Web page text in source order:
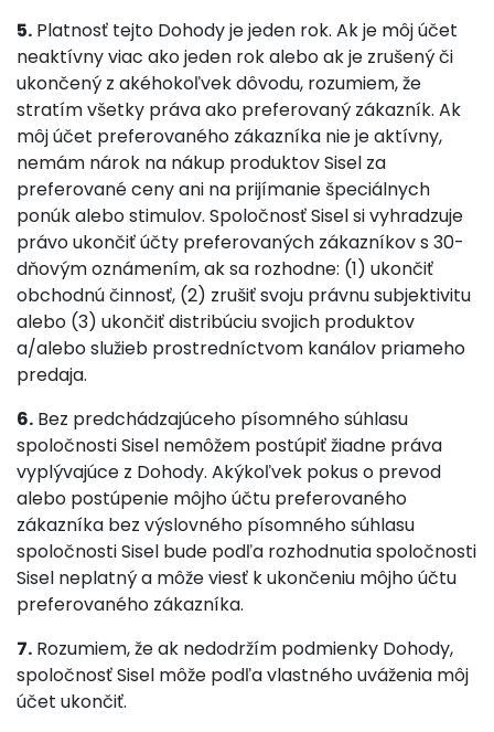
5. Platnosť tejto Dohody je jeden rok. Ak je môj účet
neaktívny viac ako jeden rok alebo ak je zrušený či
ukončený z akéhokoľvek dôvodu, rozumiem, že
stratím všetky práva ako preferovaný zákazník. Ak
môj účet preferovaného zákazníka nie je aktívny,
nemám nárok na nákup produktov Sisel za
preferované ceny ani na prijímanie špeciálnych
ponúk alebo stimulov. Spoločnosť Sisel si vyhradzuje
právo ukončiť účty preferovaných zákazníkov s 30-
dňovým oznámením, ak sa rozhodne: (1) ukončiť
obchodnú činnosť, (2) zrušiť svoju právnu subjektivitu
alebo (3) ukončiť distribúciu svojich produktov
a/alebo služieb prostredníctvom kanálov priameho
predaja.
6. Bez predchádzajúceho písomného súhlasu
spoločnosti Sisel nemôžem postúpiť žiadne práva
vyplývajúce z Dohody. Akýkoľvek pokus o prevod
alebo postúpenie môjho účtu preferovaného
zákazníka bez výslovného písomného súhlasu
spoločnosti Sisel bude podľa rozhodnutia spoločnosti
Sisel neplatný a môže viesť k ukončeniu môjho účtu
preferovaného zákazníka.
7. Rozumiem, že ak nedodržím podmienky Dohody,
spoločnosť Sisel môže podľa vlastného uváženia môj
účet ukončiť.